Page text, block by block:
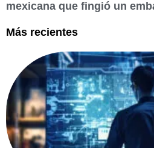
mexicana que fingió un
Más recientes